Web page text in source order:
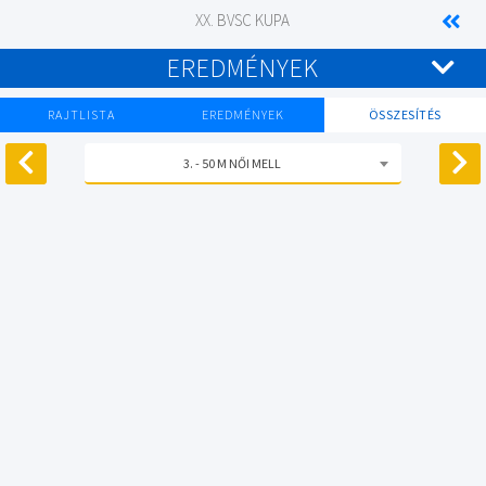
XX. BVSC KUPA
EREDMÉNYEK
RAJTLISTA EREDMÉNYEK ÖSSZESÍTÉS
3. - 50 M NŐI MELL